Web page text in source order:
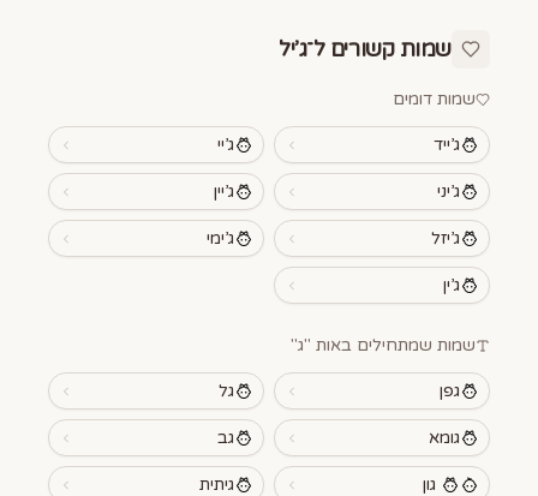
שמות קשורים ל־ג’יל
שמות דומים
ג’ייד ג’יי
ג’יני ג’יין
ג’יזל ג’ימי
ג’ין
שמות שמתחילים באות "ג"
גפן גל
גומא גב
גון גיתית